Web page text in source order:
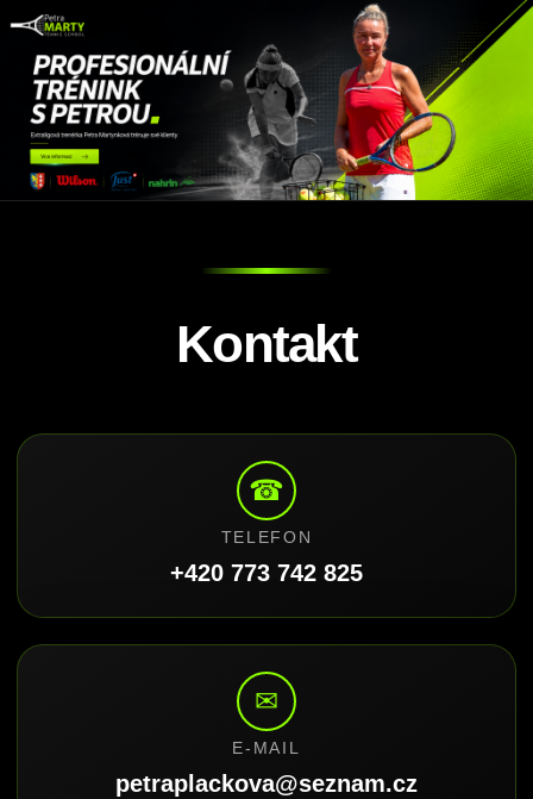
Kontakt
☎
TELEFON
+420 773 742 825
✉
E-MAIL
petraplackova@seznam.cz